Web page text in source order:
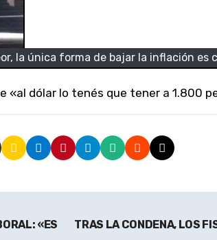
la única forma de bajar la inflación es
«al dólar lo tenés que tener a 1.800
«ES
TRAS LA CONDENA, LOS